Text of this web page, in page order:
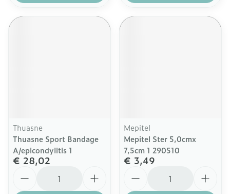
Thuasne
Thuasne Sport Bandage
A/epicondylitis 1
€ 28,02
Mepitel
Mepitel Ster 5,0cmx
7,5cm 1 290510
€ 3,49